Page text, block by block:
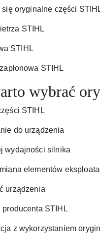
oryginalne części
STIHL
STIHL
STIHL
wybrać
STIHL
do urządzenia
wydajności silnika
elementów
urządzenia
STIHL
z wykorzystaniem